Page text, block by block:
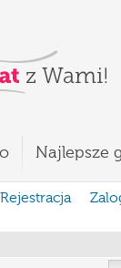
Najlepsze
Rejestracja